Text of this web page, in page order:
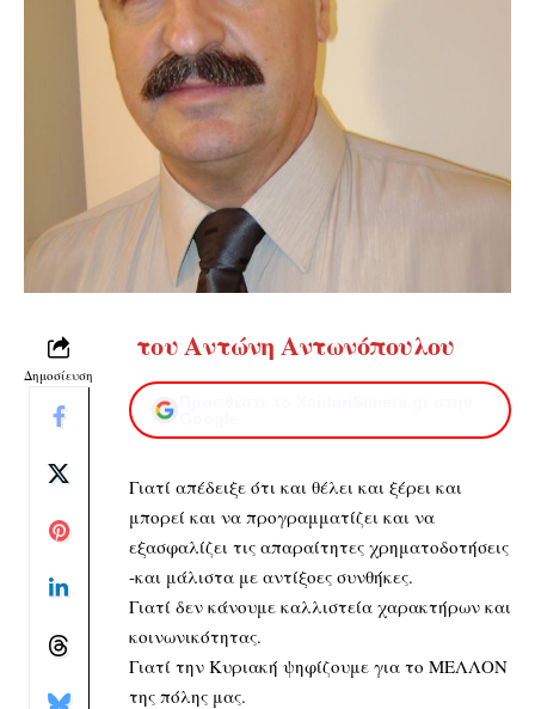
Δημοσίευση
του Αντώνη Αντωνόπουλου
Γιατί απέδειξε ότι και θέλει και ξέρει και
μπορεί και να προγραμματίζει και να
εξασφαλίζει τις απαραίτητες χρηματοδοτήσεις
-και μάλιστα με αντίξοες συνθήκες.
Γιατί δεν κάνουμε καλλιστεία χαρακτήρων και
κοινωνικότητας.
Γιατί την Κυριακή ψηφίζουμε για το ΜΕΛΛΟΝ
της πόλης μας.